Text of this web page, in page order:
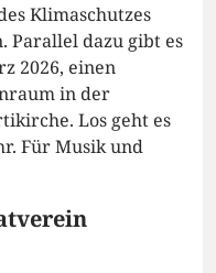
Klimaschutzes
Parallel dazu gibt es
2026, einen
in der
Los geht es
Für Musik und